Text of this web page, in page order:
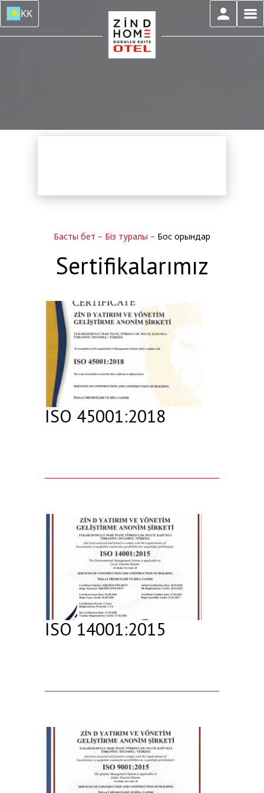
KK
Басты бет – Біз туралы – Бос орындар
Sertifikalarımız
ISO 45001:2018
ISO 14001:2015